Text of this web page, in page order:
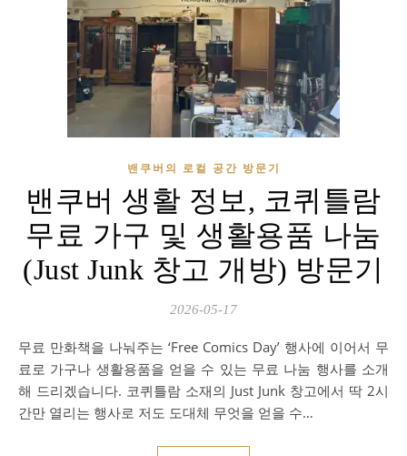
밴쿠버의 로컬 공간 방문기
밴쿠버 생활 정보, 코퀴틀람
무료 가구 및 생활용품 나눔
(Just Junk 창고 개방) 방문기
2026-05-17
무료 만화책을 나눠주는 ‘Free Comics Day’ 행사에 이어서 무
료로 가구나 생활용품을 얻을 수 있는 무료 나눔 행사를 소개
해 드리겠습니다. 코퀴틀람 소재의 Just Junk 창고에서 딱 2시
간만 열리는 행사로 저도 도대체 무엇을 얻을 수…